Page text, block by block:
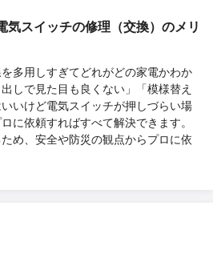
気スイッチの修理（交換）のメリ
多用しすぎてどれがどの家電かわか
しで見た目も良くない」「模様替え
いけど電気スイッチが押しづらい場
に依頼すればすべて解決できます。
め、安全や防災の観点からプロに依